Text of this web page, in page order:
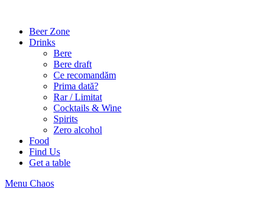
Beer Zone
Drinks
Bere
Bere draft
Ce recomandăm
Prima dată?
Rar / Limitat
Cocktails & Wine
Spirits
Zero alcohol
Food
Find Us
Get a table
Menu Chaos